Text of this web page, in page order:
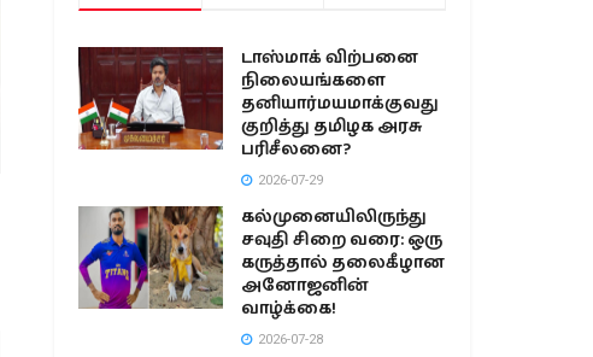
டாஸ்மாக் விற்பனை
நிலையங்களை
தனியார்மயமாக்குவது
குறித்து தமிழக அரசு
பரிசீலனை?
2026-07-29
கல்முனையிலிருந்து
சவுதி சிறை வரை: ஒரு
கருத்தால் தலைகீழான
அனோஜனின்
வாழ்க்கை!
2026-07-28